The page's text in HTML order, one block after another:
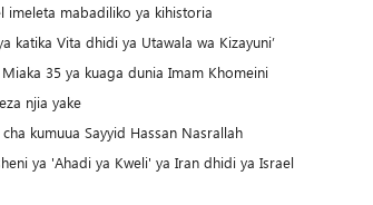
imeleta mabadiliko ya kihistoria
katika Vita dhidi ya Utawala wa Kizayuni’
35 ya kuaga dunia Imam Khomeini
njia yake
kumuua Sayyid Hassan Nasrallah
ya 'Ahadi ya Kweli' ya Iran dhidi ya Israel